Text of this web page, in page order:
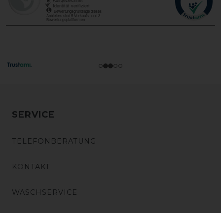
SERVICE
TELEFONBERATUNG
KONTAKT
WASCHSERVICE